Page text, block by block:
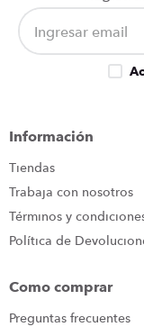
Información
Tiendas
Trabaja con nosotros
Términos y
Política de
Como comprar
Preguntas frecuentes